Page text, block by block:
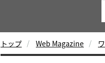
トップ Web Magazine